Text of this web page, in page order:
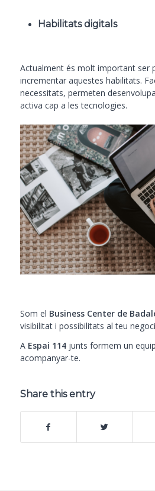
Habilitats digitals
Actualment és molt important ser
incrementar aquestes habilitats.
necessitats, permeten
activa cap a les tecnologies.
Som el Business Center de
visibilitat i possibilitats al teu
A Espai 114junts formem un
acompanyar-te.
Share this entry